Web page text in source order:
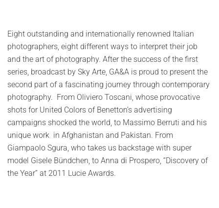
Eight outstanding and internationally renowned Italian
photographers, eight different ways to interpret their job
and the art of photography. After the success of the first
series, broadcast by Sky Arte, GA&A is proud to present the
second part of a fascinating journey through contemporary
photography. From Oliviero Toscani, whose provocative
shots for United Colors of Benetton’s advertising
campaigns shocked the world, to Massimo Berruti and his
unique work in Afghanistan and Pakistan. From
Giampaolo Sgura, who takes us backstage with super
model Gisele Bündchen, to Anna di Prospero, “Discovery of
the Year” at 2011 Lucie Awards.